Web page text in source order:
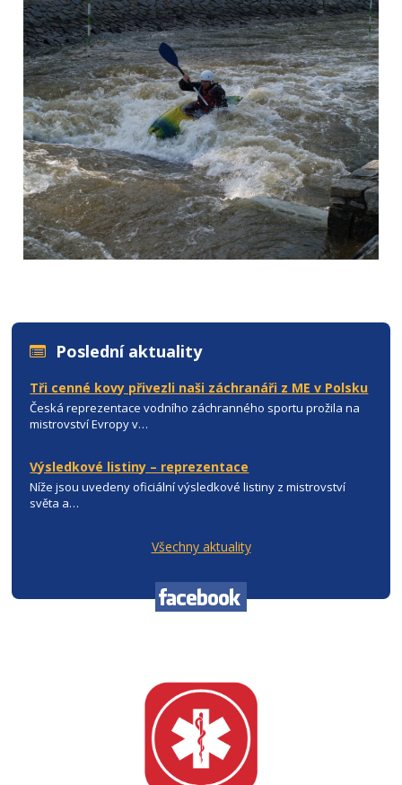
Poslední aktuality
Tři cenné kovy přivezli naši záchranáři z ME v Polsku
Česká reprezentace vodního záchranného sportu prožila na
mistrovství Evropy v…
Výsledkové listiny – reprezentace
Níže jsou uvedeny oficiální výsledkové listiny z mistrovství
světa a…
Všechny aktuality